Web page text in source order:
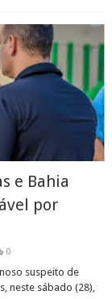
e Bahia
por
0
suspeito de
neste sábado (28),